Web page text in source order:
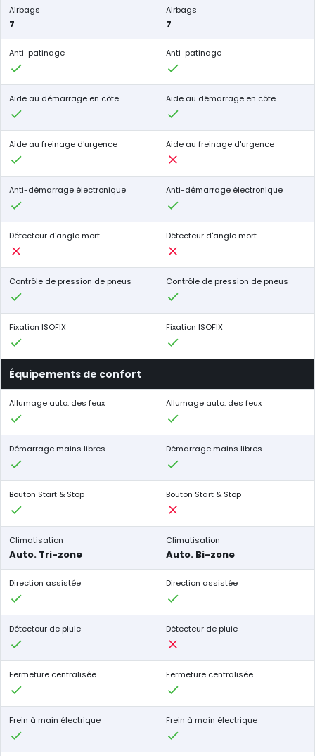
Airbags
7
Airbags
7
Anti-patinage Anti-patinage
Aide au démarrage en côte Aide au démarrage en côte
Aide au freinage d'urgence Aide au freinage d'urgence
Anti-démarrage électronique Anti-démarrage électronique
Détecteur d'angle mort Détecteur d'angle mort
Contrôle de pression de pneus Contrôle de pression de pneus
Fixation ISOFIX Fixation ISOFIX
Équipements de confort
Allumage auto. des feux Allumage auto. des feux
Démarrage mains libres Démarrage mains libres
Bouton Start & Stop Bouton Start & Stop
Climatisation
Auto. Tri-zone
Climatisation
Auto. Bi-zone
Direction assistée Direction assistée
Détecteur de pluie Détecteur de pluie
Fermeture centralisée Fermeture centralisée
Frein à main électrique Frein à main électrique